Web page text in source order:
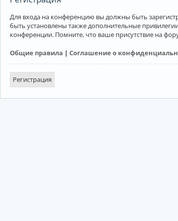
Для входа на конференцию вы должны быть
быть установлены также дополнительные
конференции. Помните, что ваше присутствие на
Общие правила | Соглашение о
Регистрация